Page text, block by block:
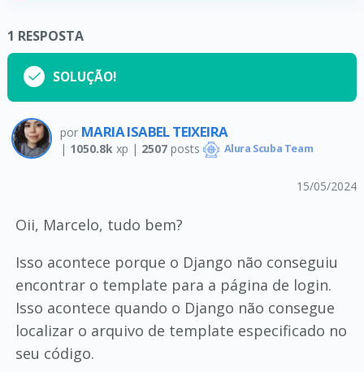
1 RESPOSTA
SOLUÇÃO!
por MARIA ISABEL TEIXEIRA
| 1050.8k xp | 2507posts Alura Scuba Team
15/05/2024
Oii, Marcelo, tudo bem?
Isso acontece porque o Django não conseguiu
encontrar o template para a página de login.
Isso acontece quando o Django não consegue
localizar o arquivo de template especificado no
seu código.